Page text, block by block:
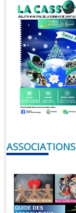
ASSOCIATIONS